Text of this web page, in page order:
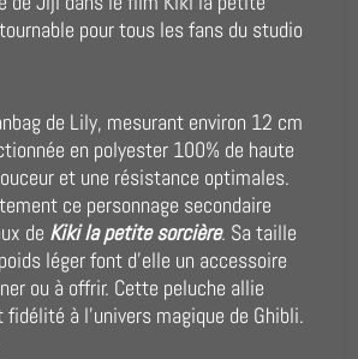
pour tous les fans du studio
de Lily, mesurant environ 12 cm
en polyester 100% de haute
et une résistance optimales.
ce personnage secondaire
de Kiki la petite sorcière. Sa taille
léger font d’elle un accessoire
ou à offrir. Cette peluche allie
à l’univers magique de Ghibli.